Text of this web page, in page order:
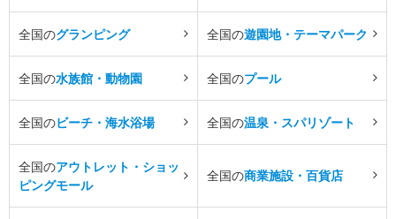
全国のグランピング 全国の遊園地・テーマパーク
全国の水族館・動物園 全国のプール
全国のビーチ・海水浴場 全国の温泉・スパリゾート
全国のアウトレット・ショッ
ピングモール
全国の商業施設・百貨店